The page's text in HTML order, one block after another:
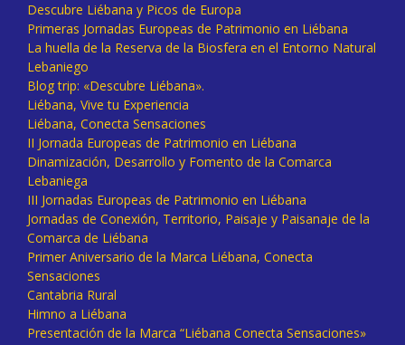
Descubre Liébana y Picos de Europa
Primeras Jornadas Europeas de Patrimonio en Liébana
La huella de la Reserva de la Biosfera en el Entorno Natural
Lebaniego
Blog trip: «Descubre Liébana».
Liébana, Vive tu Experiencia
Liébana, Conecta Sensaciones
II Jornada Europeas de Patrimonio en Liébana
Dinamización, Desarrollo y Fomento de la Comarca
Lebaniega
III Jornadas Europeas de Patrimonio en Liébana
Jornadas de Conexión, Territorio, Paisaje y Paisanaje de la
Comarca de Liébana
Primer Aniversario de la Marca Liébana, Conecta
Sensaciones
Cantabria Rural
Himno a Liébana
Presentación de la Marca “Liébana Conecta Sensaciones»